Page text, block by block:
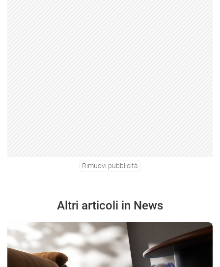
Rimuovi pubblicità
Altri articoli in News